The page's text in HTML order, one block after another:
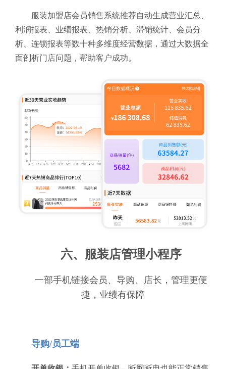
服装加盟店会员销售系统推荐自动生成营业汇总、
利润报表、业绩报表、热销分析、滞销统计、会员分
析、连锁报表等数十种多维度经营数据，通过大数据全
面剖析门店问题，帮助客户成功。
六、服装店管理小程序
一部手机链接会员、导购、店长，管理更便
捷，业绩有保障
导购/员工端